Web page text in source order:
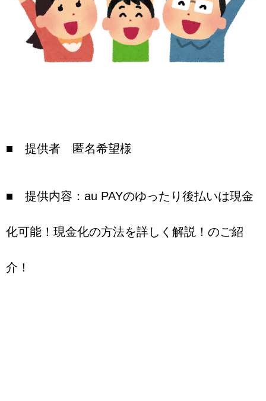
■ 提供者 匿名希望様
■ 提供内容：au PAYのゆったり後払いは現金
化可能！現金化の方法を詳しく解説！のご紹
介！